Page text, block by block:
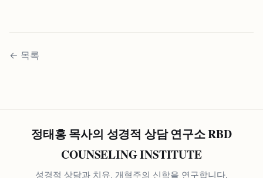
← 목록
정태홍 목사의 성경적 상담 연구소 RBD
COUNSELING INSTITUTE
성경적 상담과 치유, 개혁주의 신학을 연구합니다.